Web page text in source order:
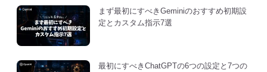
まず最初にすべきGeminiのおすすめ初期設
定とカスタム指示7選
最初にすべきChatGPTの6つの設定と7つの